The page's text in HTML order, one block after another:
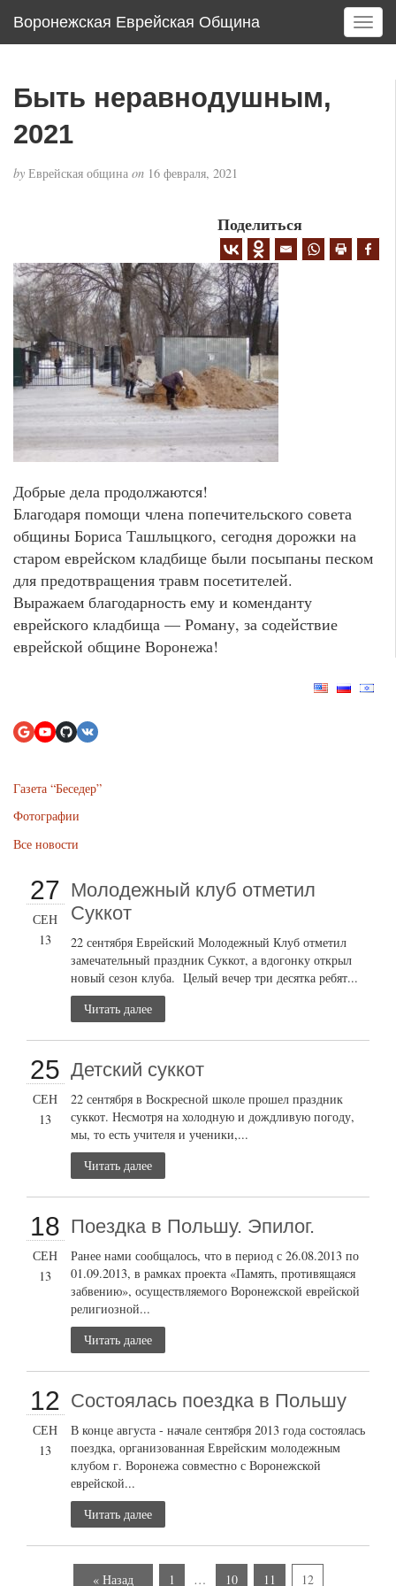
Воронежская Еврейская Община
T
o
a
t
Быть неравнодушным,
2021
by Еврейская община on 16 февраля, 2021
Поделиться
Добрые дела продолжаются!
Благодаря помощи члена попечительского совета
общины Бориса Ташлыцкого, сегодня дорожки на
старом еврейском кладбище были посыпаны песком
для предотвращения травм посетителей.
Выражаем благодарность ему и коменданту
еврейского кладбища — Роману, за содействие
еврейской общине Воронежа!
Газета “Беседер”
Фотографии
Все новости
27
СЕН
13
Молодежный клуб отметил
Суккот
22 сентября Еврейский Молодежный Клуб отметил
замечательный праздник Суккот, а вдогонку открыл
новый сезон клуба. Целый вечер три десятка ребят...
Читать далее
25
СЕН
13
Детский суккот
22 сентября в Воскресной школе прошел праздник
суккот. Несмотря на холодную и дождливую погоду,
мы, то есть учителя и ученики,...
Читать далее
18
СЕН
13
Поездка в Польшу. Эпилог.
Ранее нами сообщалось, что в период с 26.08.2013 по
01.09.2013, в рамках проекта «Память, противящаяся
забвению», осуществляемого Воронежской еврейской
религиозной...
Читать далее
12
СЕН
13
Состоялась поездка в Польшу
В конце августа - начале сентября 2013 года состоялась
поездка, организованная Еврейским молодежным
клубом г. Воронежа совместно с Воронежской
еврейской...
Читать далее
« Назад 1 … 10 11 12